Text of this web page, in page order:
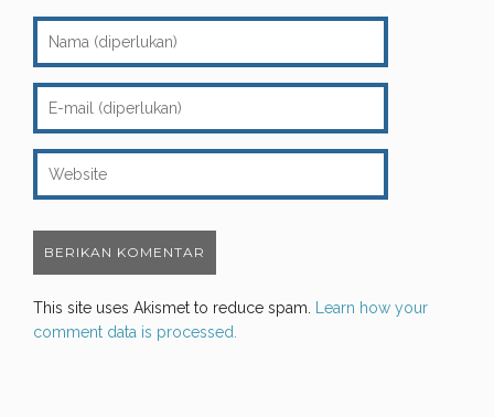
This site uses Akismet to reduce spam. Learn how your
comment data is processed.